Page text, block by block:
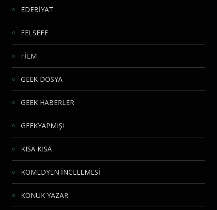
EDEBİYAT
FELSEFE
FİLM
GEEK DOSYA
GEEK HABERLER
GEEKYAPMIŞ!
KISA KISA
KOMEDYEN İNCELEMESİ
KONUK YAZAR